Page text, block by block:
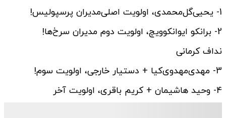
1- یحیی‌گل‌محمدی، اولویت اصلی‌مدیران پرسپولیس!
2- برانکو ایوانکوویچ، اولویت‌ دوم‌ مدیران سرخ‌ها!
نداف کرمانی
3- مهدی‌مهدوی‌کیا + دستیار خارجی، اولویت سوم!
4- وحید هاشیمان + کریم باقری، اولویت آخر